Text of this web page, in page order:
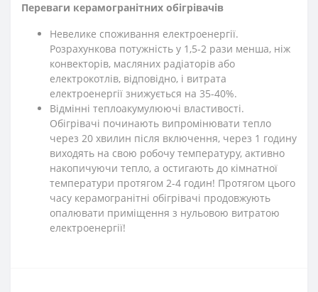
Переваги керамогранітних обігрівачів
Невелике споживання електроенергії.
Розрахункова потужність у 1,5-2 рази менша, ніж
конвекторів, масляних радіаторів або
електрокотлів, відповідно, і витрата
електроенергії знижується на 35-40%.
Відмінні теплоакумулюючі властивості.
Обігрівачі починають випромінювати тепло
через 20 хвилин після включення, через 1 годину
виходять на свою робочу температуру, активно
накопичуючи тепло, а остигають до кімнатної
температури протягом 2-4 годин! Протягом цього
часу керамогранітні обігрівачі продовжують
опалювати приміщення з нульовою витратою
електроенергії!